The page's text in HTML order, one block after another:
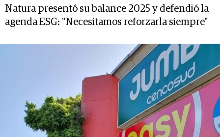
Natura presentó su balance 2025 y defendió la
agenda ESG: "Necesitamos reforzarla siempre"